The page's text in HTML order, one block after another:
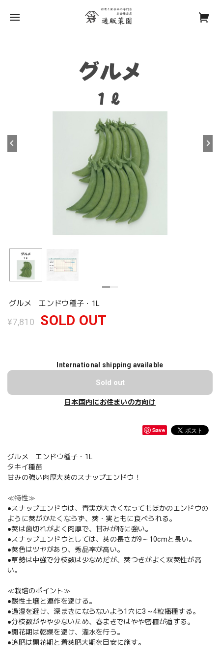
グルメ エンドウ種子・1L
¥7,810 SOLD OUT
International shipping available
Sold out
日本国内にお住まいの方向け
Save
グルメ エンドウ種子・1L
タキイ種苗
甘みの強い肉厚大莢のスナップエンドウ！
≪特性≫
●スナップエンドウは、青実が大きくなってもほかのエンドウの
ように莢がかたくならず、莢・実ともに食べられる。
●莢は歯切れがよく肉厚で、甘みが特に強い。
●スナップエンドウとしては、莢の長さが9～10cmと長い。
●莢色はツヤがあり、秀品率が高い。
●草勢は中強で分枝数は少なめだが、莢つきがよく双莢性が高
い。
≪栽培のポイント≫
●酸性土壌と連作を避ける。
●過湿を避け、深まきにならないよう1穴に3～4粒播種する。
●分枝数がやや少ないため、春まきではやや密植が適する。
●開花期は乾燥を避け、潅水を行う。
●追肥は開花期と着莢肥大期を目安に施す。